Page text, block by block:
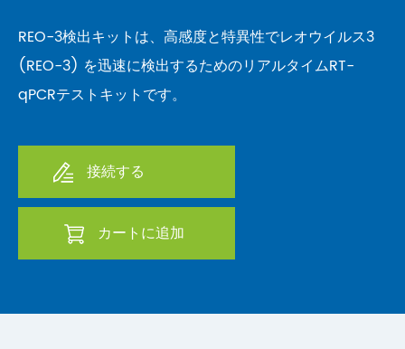
REO-3検出キットは、高感度と特異性でレオウイルス3
(REO-3) を迅速に検出するためのリアルタイムRT-
qPCRテストキットです。
接続する
カートに追加